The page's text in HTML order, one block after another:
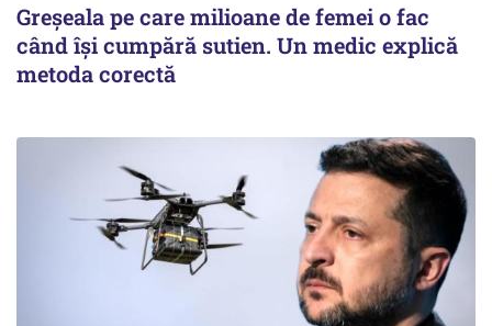
Greșeala pe care milioane de femei o fac
când își cumpără sutien. Un medic explică
metoda corectă